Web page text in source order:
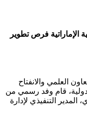
الإماراتية فرص تطوير
العلمي والانفتاح
قام وفد رسمي من
المدير التنفيذي لإدارة